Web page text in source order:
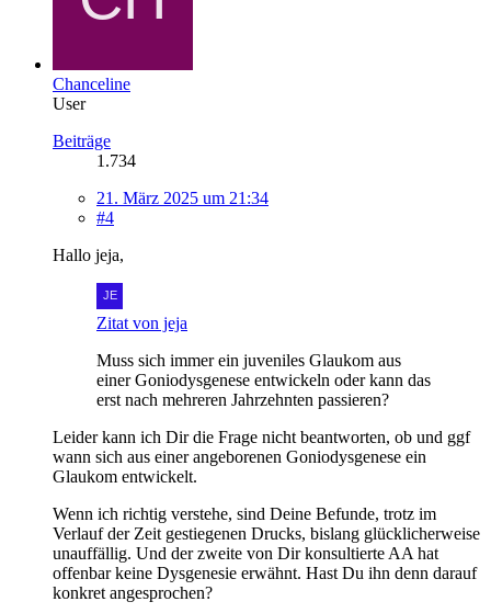
Chanceline
User
Beiträge
1.734
21. März 2025 um 21:34
#4
Hallo jeja,
Zitat von jeja
Muss sich immer ein juveniles Glaukom aus
einer Goniodysgenese entwickeln oder kann das
erst nach mehreren Jahrzehnten passieren?
Leider kann ich Dir die Frage nicht beantworten, ob und ggf
wann sich aus einer angeborenen Goniodysgenese ein
Glaukom entwickelt.
Wenn ich richtig verstehe, sind Deine Befunde, trotz im
Verlauf der Zeit gestiegenen Drucks, bislang glücklicherweise
unauffällig. Und der zweite von Dir konsultierte AA hat
offenbar keine Dysgenesie erwähnt. Hast Du ihn denn darauf
konkret angesprochen?